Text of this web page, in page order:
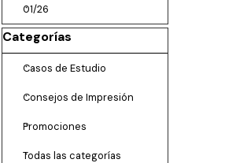
01/26
Saltar el bloque Categorías
Categorías
Casos de Estudio
Consejos de Impresión
Promociones
Todas las categorías